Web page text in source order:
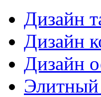
Дизайн
Дизайн
Дизайн
Элитный